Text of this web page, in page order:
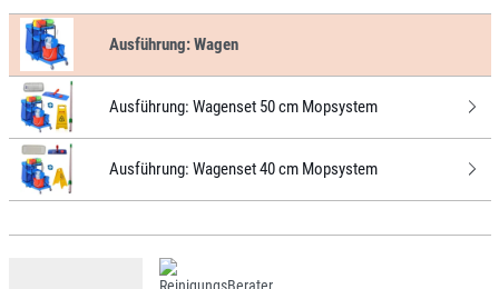
Ausführung:Wagen
Ausführung: Wagenset 50 cm Mopsystem
Ausführung: Wagenset 40 cm Mopsystem